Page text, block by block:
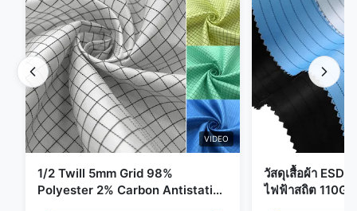
VIDEO
1/2 Twill 5mm Grid 98%
Polyester 2% Carbon Antistatic
วัสดุเสื้อผ้า ESD
ไฟฟ้าสถิต